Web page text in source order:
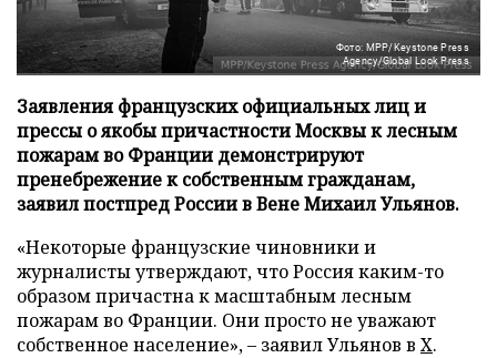
Фото: MPP/Keystone Press
Agency/Global Look Press
Заявления французских официальных лиц и
прессы о якобы причастности Москвы к лесным
пожарам во Франции демонстрируют
пренебрежение к собственным гражданам,
заявил постпред России в Вене Михаил Ульянов.
«Некоторые французские чиновники и
журналисты утверждают, что Россия каким-то
образом причастна к масштабным лесным
пожарам во Франции. Они просто не уважают
собственное население», – заявил Ульянов в X.